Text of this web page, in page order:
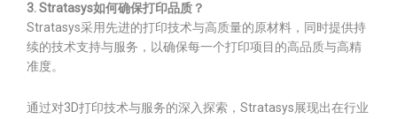
3. Stratasys如何确保打印品质？
Stratasys采用先进的打印技术与高质量的原材料，同时提供持
续的技术支持与服务，以确保每一个打印项目的高品质与高精
准度。
通过对3D打印技术与服务的深入探索，Stratasys展现出在行业